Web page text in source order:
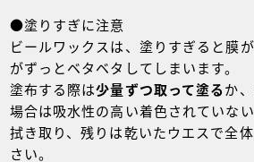
●塗りすぎに注意
ビールワックスは、塗りすぎると膜
がずっとベタベタしてしまいます。
塗布する際は少量ずつ取って塗るか
場合は吸水性の高い着色されていな
拭き取り、残りは乾いたウエスで全
さい。